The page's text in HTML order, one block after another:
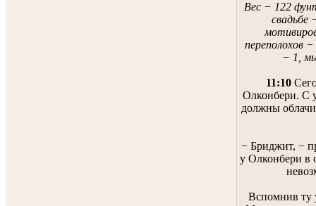
Вес − 122
свадьбе
переполохов
− 1,
11:10
Олконбери. С
должны
− Бриджит, −
у Олконбери в
Вспомнив ту